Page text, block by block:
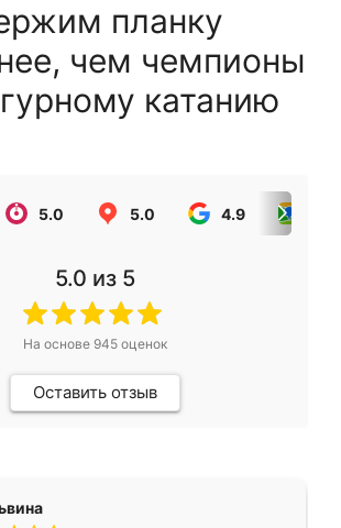
планку
чем чемпионы
катанию
5.0 5.0 4.9
5.0 из 5
На основе 945оценок
Оставить отзыв